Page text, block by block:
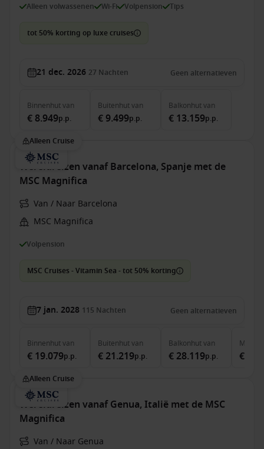
Alleen volwassenen Wi-Fi Volpension Tips
tot 50% korting op luxe cruises
21 dec. 2026 27 Nachten Geen alternatieven
Binnenhutvan
€ 8.949p.p.
Buitenhutvan
€ 9.499p.p.
Balkonhutvan
€ 13.159p.p.
Alleen Cruise
Wereldreizen vanaf Barcelona, Spanje met de
MSC Magnifica
Van / Naar Barcelona
MSC Magnifica
Volpension
MSC Cruises - Vitamin Sea - tot 50% korting
7 jan. 2028 115 Nachten Geen alternatieven
Binnenhutvan
€ 19.079p.p.
Buitenhutvan
€ 21.219p.p.
Balkonhutvan
€ 28.119p.p.
MSC
€
Alleen Cruise
Wereldreizen vanaf Genua, Italië met de MSC
Magnifica
Van / Naar Genua